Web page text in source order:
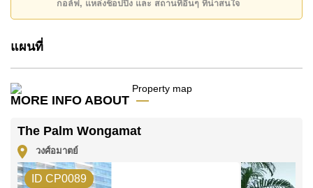
อสังหาริมทรัพย์นี้มีไว้สำหรับขายในราคา ฿ 3,595,000
บาท คิดเป็น ฿ 108,939 บาทต่อตารางเมตร และยังมีให้
เช่าในราคา ฿ 14,000 บาท
โปรดทราบว่าราคาค่าเช่าที่ Cornerstone Real Estate
มัดจำ 2 เดือนก่อนเข้าอยู่อาศัย
โฉนดที่ดินของอสังหาริมทรัพย์นี้อยู่ภายใต้กรรมสิทธิ์ ชื่อ
ต่างชาติ โดยมี ค่าโอนคนละครึ่ง
กอล์ฟ, แหล่งช็อปปิ้ง และ สถานที่อื่นๆ ที่น่าสนใจ
แผนที่
MORE INFO ABOUT
The Palm Wongamat
วงศ์อมาตย์
ID CP0089